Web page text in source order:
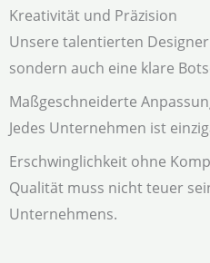
Kreativität und Präzision
Unsere talentierten
sondern auch eine klare
Maßgeschneiderte
Jedes Unternehmen ist
Erschwinglichkeit ohne
Qualität muss nicht teuer
Unternehmens.